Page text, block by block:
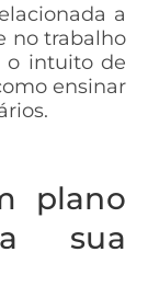
a
no trabalho
o intuito de
ensinar
plano
sua